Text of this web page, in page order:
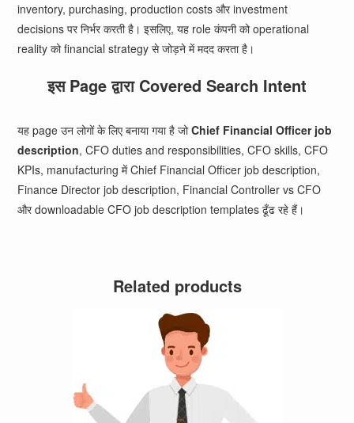
inventory, purchasing, production costs और investment
decisions पर निर्भर करती है। इसलिए, यह role कंपनी को operational
reality को financial strategy से जोड़ने में मदद करता है।
इस Page द्वारा Covered Search Intent
यह page उन लोगों के लिए बनाया गया है जोChief Financial Officer job
description, CFO duties and responsibilities, CFO skills, CFO
KPIs, manufacturing में Chief Financial Officer job description,
Finance Director job description, Financial Controller vs CFO
और downloadable CFO job description templates ढूँढ रहे हैं।
Related products